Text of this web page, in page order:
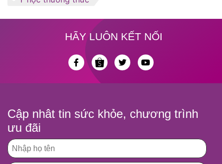
HÃY LUÔN KẾT NỐI
Cập nhât tin sức khỏe, chương trình
ưu đãi